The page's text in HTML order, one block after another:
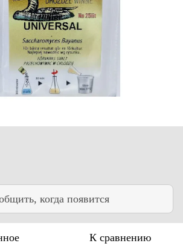
когда появится
К сравнению